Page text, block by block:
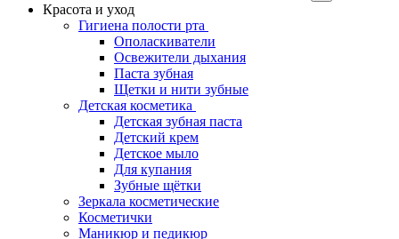
Красота и уход
Гигиена полости рта
Ополаскиватели
Освежители дыхания
Паста зубная
Щетки и нити зубные
Детская косметика
Детская зубная паста
Детский крем
Детское мыло
Для купания
Зубные щётки
Зеркала косметические
Косметички
Маникюр и педикюр